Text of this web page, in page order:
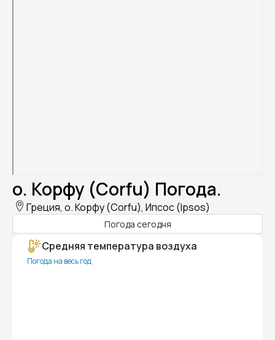
о. Корфу (Corfu) Погода.
Греция, о. Корфу (Corfu), Ипсос (Ipsos)
Погода сегодня
Средняя температура воздуха
Погода на весь год